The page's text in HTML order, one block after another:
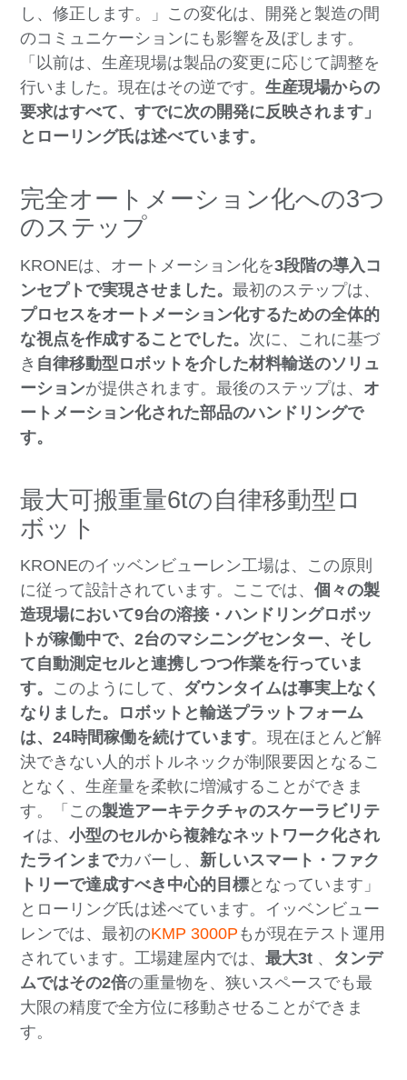
し、修正します。」この変化は、開発と製造の間
のコミュニケーションにも影響を及ぼします。
「以前は、生産現場は製品の変更に応じて調整を
行いました。現在はその逆です。生産現場からの
要求はすべて、すでに次の開発に反映されます」
とローリング氏は述べています。
完全オートメーション化への3つ
のステップ
KRONEは、オートメーション化を3段階の導入コ
ンセプトで実現させました。最初のステップは、
プロセスをオートメーション化するための全体的
な視点を作成することでした。 次に、これに基づ
き 自律移動型ロボットを介した材料輸送のソリュ
ーションが提供されます。最後のステップは、 オ
ートメーション化された部品のハンドリングで
す。
最大可搬重量6tの自律移動型ロ
ボット
KRONEのイッベンビューレン工場は、この原則
に従って設計されています。ここでは、個々の製
造現場において9台の溶接・ハンドリングロボッ
トが稼働中で、2台のマシニングセンター、そし
て自動測定セルと連携しつつ作業を行っていま
す。 このようにして、 ダウンタイムは事実上なく
なりました。ロボットと輸送プラットフォーム
は、24時間稼働を続けています。現在ほとんど解
決できない人的ボトルネックが制限要因となるこ
となく、生産量を柔軟に増減することができま
す。「この製造アーキテクチャのスケーラビリテ
ィは、小型のセルから複雑なネットワーク化され
たラインまでカバーし、新しいスマート・ファク
トリーで達成すべき中心的目標となっています」
とローリング氏は述べています。イッベンビュー
レンでは、最初のKMP 3000P もが現在テスト運用
されています。工場建屋内では、最大3t 、 タンデ
ムではその2倍の重量物を、狭いスペースでも最
大限の精度で全方位に移動させることができま
す。